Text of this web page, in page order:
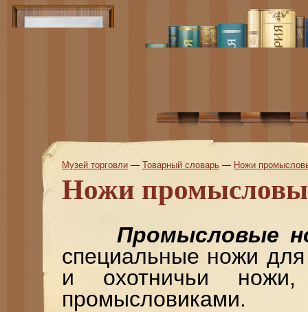
Музей торговли — Товарный словарь — Ножи
Ножи
Промысловые
специальные ножи
и охотничьи ножи,
промысловиками.